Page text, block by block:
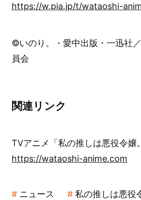
https://w.pia.jp/t/wataoshi-
©︎いのり。・愛中出版・一迅社
員会
関連リンク
TVアニメ「私の推しは悪役令嬢
https://wataoshi-anime.com
ニュース 私の推しは悪役